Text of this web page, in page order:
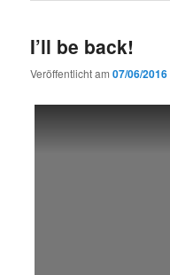
I’ll be back!
Veröffentlicht am07/06/2016